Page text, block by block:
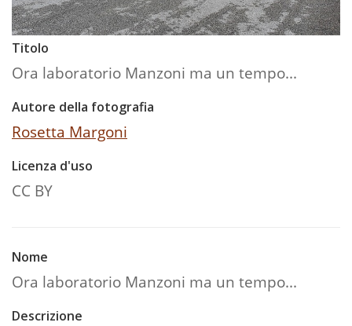
Titolo
Ora laboratorio Manzoni ma un tempo...
Autore della fotografia
Rosetta Margoni
Licenza d'uso
CC BY
Nome
Ora laboratorio Manzoni ma un tempo...
Descrizione